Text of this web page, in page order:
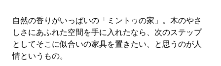
自然の香りがいっぱいの「ミントゥの家」。木のやさ
しさにあふれた空間を手に入れたなら、次のステップ
としてそこに似合いの家具を置きたい、と思うのが人
情というもの。